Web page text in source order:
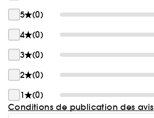
5
(0)
4
(0)
3
(0)
2
(0)
1
(0)
Conditions de publication des avis